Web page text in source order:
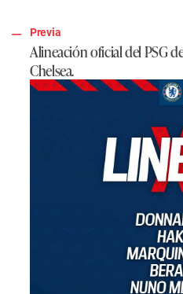
Previa
Alineación oficial del PSG
Chelsea.